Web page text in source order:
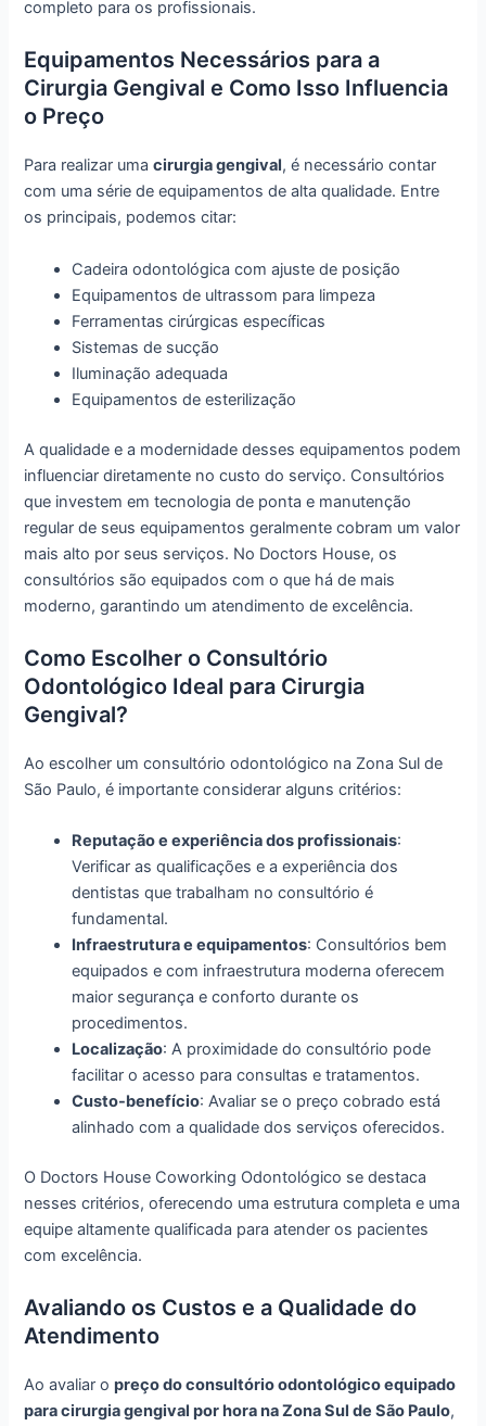
completo para os profissionais.
Equipamentos Necessários para a
Cirurgia Gengival e Como Isso Influencia
o Preço
Para realizar umacirurgia gengival, é necessário contar
com uma série de equipamentos de alta qualidade. Entre
os principais, podemos citar:
Cadeira odontológica com ajuste de posição
Equipamentos de ultrassom para limpeza
Ferramentas cirúrgicas específicas
Sistemas de sucção
Iluminação adequada
Equipamentos de esterilização
A qualidade e a modernidade desses equipamentos podem
influenciar diretamente no custo do serviço. Consultórios
que investem em tecnologia de ponta e manutenção
regular de seus equipamentos geralmente cobram um valor
mais alto por seus serviços. No Doctors House, os
consultórios são equipados com o que há de mais
moderno, garantindo um atendimento de excelência.
Como Escolher o Consultório
Odontológico Ideal para Cirurgia
Gengival?
Ao escolher um consultório odontológico na Zona Sul de
São Paulo, é importante considerar alguns critérios:
Reputação e experiência dos profissionais:
Verificar as qualificações e a experiência dos
dentistas que trabalham no consultório é
fundamental.
Infraestrutura e equipamentos: Consultórios bem
equipados e com infraestrutura moderna oferecem
maior segurança e conforto durante os
procedimentos.
Localização: A proximidade do consultório pode
facilitar o acesso para consultas e tratamentos.
Custo-benefício: Avaliar se o preço cobrado está
alinhado com a qualidade dos serviços oferecidos.
O Doctors House Coworking Odontológico se destaca
nesses critérios, oferecendo uma estrutura completa e uma
equipe altamente qualificada para atender os pacientes
com excelência.
Avaliando os Custos e a Qualidade do
Atendimento
Ao avaliar opreço do consultório odontológico equipado
para cirurgia gengival por hora na Zona Sul de São Paulo,